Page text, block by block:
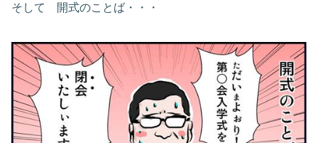
そして 開式のことば・・・